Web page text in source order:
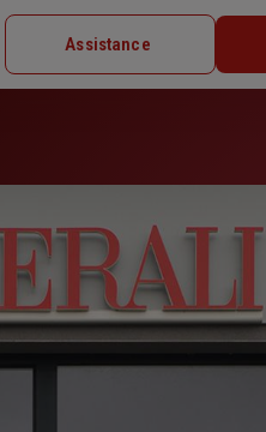
Assistance